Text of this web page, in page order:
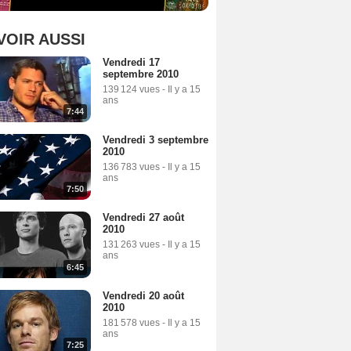
AUSSI
7:44
Vendredi 17
septembre 2010
139 124 vues - Il y a 15
ans
7:50
Vendredi 3 septembre
2010
136 783 vues - Il y a 15
ans
6:45
Vendredi 27 août
2010
131 263 vues -
Il y a 15
ans
7:25
Vendredi 20 août
2010
181 578 vues - Il y a 15
ans